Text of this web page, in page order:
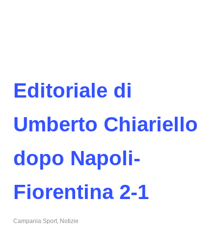
Editoriale di
Umberto Chiariello
dopo Napoli-
Fiorentina 2-1
Campania Sport, Notizie